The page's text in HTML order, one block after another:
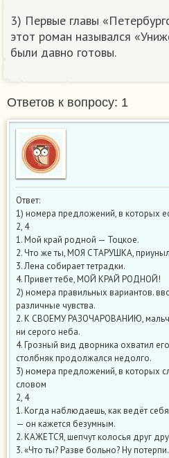
3) Первые главы
этот роман назывался
были давно готовы.
Ответов к вопросу: 1
Ответ:
1) номера предложений, в которых
2, 4
1. Мой край родной — Тоцкое.
2. Что же ты, МОЯ СТАРУШКА,
3. Лена собирает тетрадки.
4. Привет тебе, МОЙ КРАЙ РОДНОЙ!
2) номера правильных вариантов.
различные чувства.
2. К СВОЕМУ РАЗОЧАРОВАНИЮ,
ни серого неба.
4. Грозный вид дворника охватил
столбняк продолжался недолго.
3) номера предложений, в которых
словом
2, 4
1. Когда наблюдаешь, как ведёт
— он кажется безумным.
2. КАЖЕТСЯ, шепчут колосья друг
3. «Что ты? Разве больно? Ну